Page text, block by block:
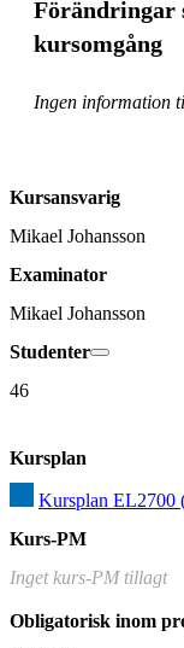
Förändringar
kursomgång
Ingen information
Kursansvarig
Mikael Johansson
Examinator
Mikael Johansson
Studenter
46
Kursplan
Kursplan EL2700
Kurs-PM
Inget kurs-PM tillagt
Obligatorisk inom